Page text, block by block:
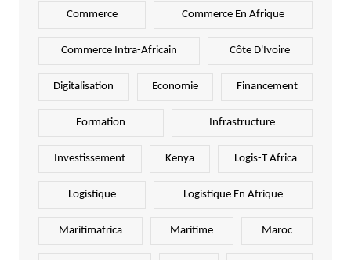
Commerce Commerce En Afrique
Commerce Intra-Africain Côte D'Ivoire
Digitalisation Economie Financement
Formation Infrastructure
Investissement Kenya Logis-T Africa
Logistique Logistique En Afrique
Maritimafrica Maritime Maroc